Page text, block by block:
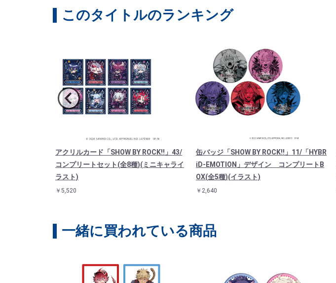
このタイトルのランキング
アクリルカード「SHOW BY ROCK!!」43/
コンプリートセット(全8種)(ミニキャライ
ラスト)
￥5,520
缶バッジ「SHOW BY ROCK!!」11/「HYBR
iD-EMOTION」デザイン コンプリートB
OX(全5種)(イラスト)
￥2,640
一緒に買われている商品